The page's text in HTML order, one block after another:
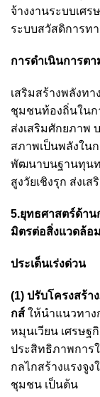
จ้างงานระบบเศ
ระบบสวัสดิการท
การดำเนินการต
เสริมสร้างพลังท
ชุมชนท้องถิ่นในก
ส่งเสริมศักยภาพ
สภาพเป็นพลังใน
พัฒนาบนฐานทุนท
สูงวัยเชิงรุก ส่งเ
5.ยุทธศาสตร์ด้า
มิตรต่อสิ่งแวดล้อม
ประเด็นเร่งด่วน
(1) ปรับโครงสร้
กส์ ให้นำแนวทาง
หมุนเวียน เศรษฐ
ประสิทธิภาพการ
กลไกสร้างแรงจูง
ชุมชน เป็นต้น